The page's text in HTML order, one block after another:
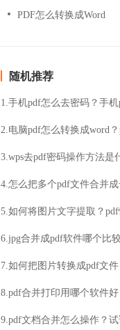
PDF怎么转换成Word
随机推荐
5.如何将图片文字提取？